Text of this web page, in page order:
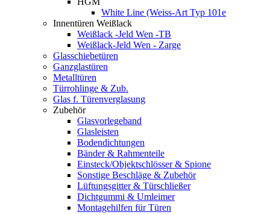
White Line (Weiss-Art Typ 101e
Innentüren Weißlack
Weißlack -Jeld Wen -TB
Weißlack-Jeld Wen - Zarge
Glasschiebetüren
Ganzglastüren
Metalltüren
Türrohlinge & Zub.
Glas f. Türenverglasung
Zubehör
Glasvorlegeband
Glasleisten
Bodendichtungen
Bänder & Rahmenteile
Einsteck/Objektschlösser & Spione
Sonstige Beschläge & Zubehör
Lüftungsgitter & Türschließer
Dichtgummi & Umleimer
Montagehilfen für Türen